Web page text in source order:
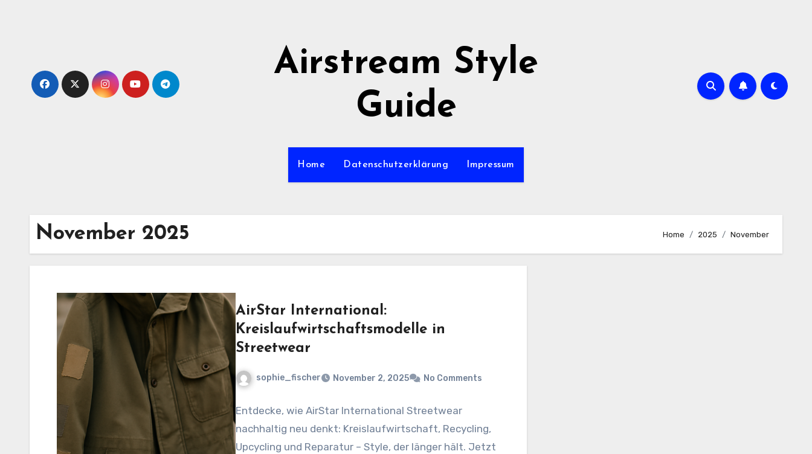
Airstream Style
Guide
Home Datenschutzerklärung Impressum
November 2025 Home 2025 November
AirStar International:
Kreislaufwirtschaftsmodelle in
Streetwear
sophie_fischer November 2, 2025 No Comments
Entdecke, wie AirStar International Streetwear
nachhaltig neu denkt: Kreislaufwirtschaft, Recycling,
Upcycling und Reparatur – Style, der länger hält. Jetzt